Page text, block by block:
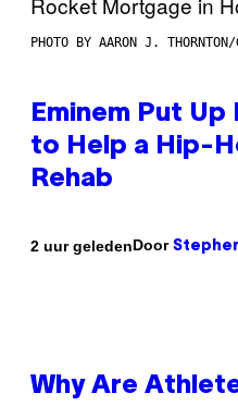
PHOTO BY AARON J.
Eminem Put
to Help a Hip-
Rehab
2 uur geledenDoor
Why Are